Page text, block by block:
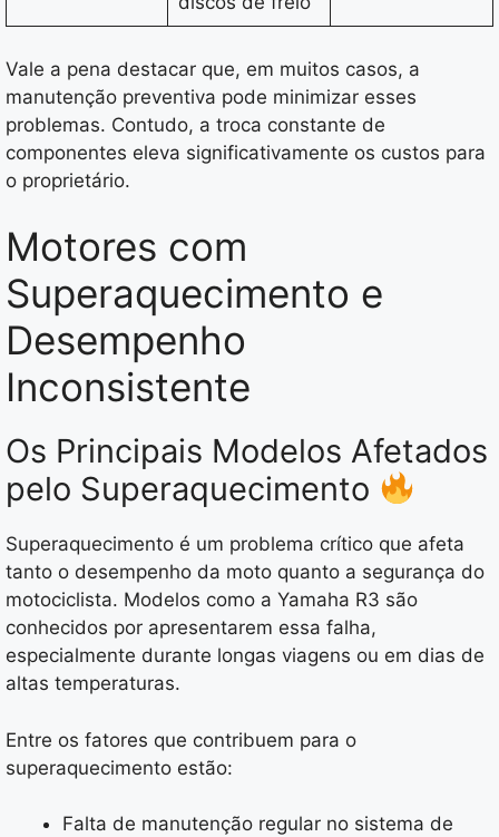
Vale a pena destacar que, em muitos casos, a
manutenção preventiva pode minimizar esses
problemas. Contudo, a troca constante de
componentes eleva significativamente os custos para
o proprietário.
Motores com
Superaquecimento e
Desempenho
Inconsistente
Os Principais Modelos Afetados
pelo Superaquecimento
Superaquecimento é um problema crítico que afeta
tanto o desempenho da moto quanto a segurança do
motociclista. Modelos como a Yamaha R3 são
conhecidos por apresentarem essa falha,
especialmente durante longas viagens ou em dias de
altas temperaturas.
Entre os fatores que contribuem para o
superaquecimento estão:
Falta de manutenção regular no sistema de